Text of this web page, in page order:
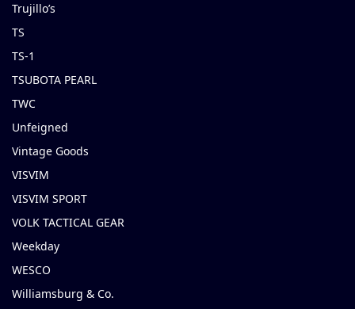
Trujillo’s
TS
TS-1
TSUBOTA PEARL
TWC
Unfeigned
Vintage Goods
VISVIM
VISVIM SPORT
VOLK TACTICAL GEAR
Weekday
WESCO
Williamsburg & Co.